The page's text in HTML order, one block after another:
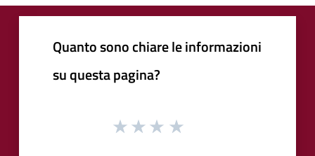
Quanto sono chiare le informazioni
su questa pagina?